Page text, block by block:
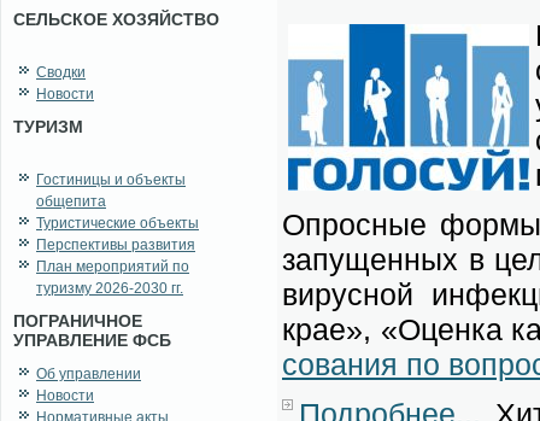
СЕЛЬСКОЕ ХОЗЯЙСТВО
Сводки
Новости
ТУРИЗМ
Гостиницы и объекты
общепита
Туристические объекты
Перспективы развития
План мероприятий по
туризму 2026-2030 гг.
ПОГРАНИЧНОЕ
УПРАВЛЕНИЕ ФСБ
Об управлении
Новости
Нормативные акты
Опрос­ные фор­мы
за­пу­щен­ных в
ви­рус­ной
крае», «Оцен­ка
со­ва­ния по
Подробнее...